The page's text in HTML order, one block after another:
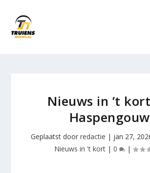
Nieuws in ’t
Haspengouw
Geplaatst door redactie | jan 27,
Nieuws in 't kort| 0 |